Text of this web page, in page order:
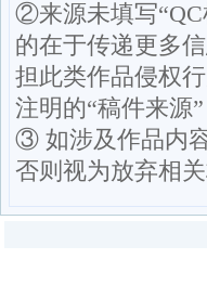
②来源未填写“QC
的在于传递更多
担此类作品侵权
注明的“稿件来源
③ 如涉及作品内
否则视为放弃相关